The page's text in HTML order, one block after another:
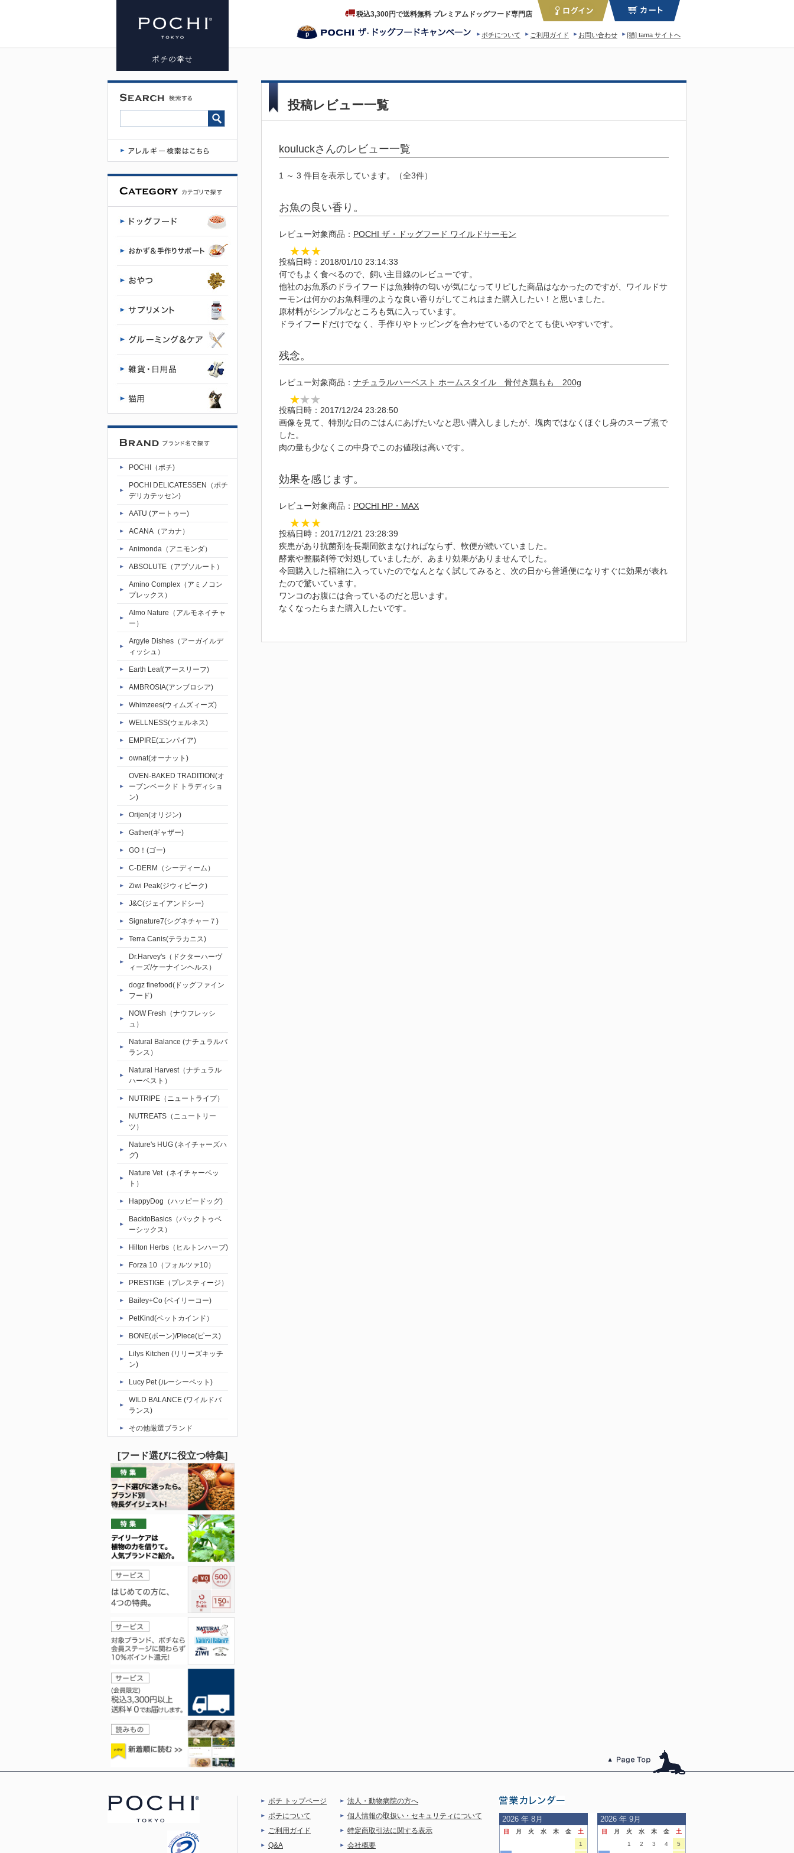
プレミアム
ドッグフー
ド専門店・
通販 POCHI
- ポチ公式サ
イト
税込3,300円で送料無料 プレミアムドッグフード専門店
[猫] tama サイトへ
お問い合わせ
ご利用ガイド
ポチについて
POCHI（ポチ)
POCHI DELICATESSEN（ポチ
デリカテッセン)
AATU (アートゥー)
ACANA（アカナ）
Animonda（アニモンダ）
ABSOLUTE（アブソルート）
Amino Complex（アミノコン
プレックス）
Almo Nature（アルモネイチャ
ー）
Argyle Dishes（アーガイルデ
ィッシュ）
Earth Leaf(アースリーフ)
AMBROSIA(アンブロシア)
Whimzees(ウィムズィーズ)
WELLNESS(ウェルネス)
EMPIRE(エンパイア)
ownat(オーナット)
OVEN-BAKED TRADITION(オ
ーブンベークド トラディショ
ン)
Orijen(オリジン)
Gather(ギャザー)
GO！(ゴー)
C-DERM（シーディーム）
Ziwi Peak(ジウィピーク)
J&C(ジェイアンドシー)
Signature7(シグネチャー７)
Terra Canis(テラカニス)
Dr.Harvey's（ドクターハーヴ
ィーズ/ケーナインヘルス）
dogz finefood(ドッグファイン
フード)
NOW Fresh（ナウフレッシ
ュ）
Natural Balance (ナチュラルバ
ランス）
Natural Harvest（ナチュラル
ハーベスト）
NUTRIPE（ニュートライプ）
NUTREATS（ニュートリー
ツ）
Nature's HUG (ネイチャーズハ
グ)
Nature Vet（ネイチャーベッ
ト）
HappyDog（ハッピードッグ)
BacktoBasics（バックトゥベ
ーシックス）
Hilton Herbs（ヒルトンハーブ)
Forza 10（フォルツァ10）
PRESTIGE（プレスティージ）
Bailey+Co (ベイリーコー)
PetKind(ペットカインド）
BONE(ボーン)/Piece(ピース)
Lilys Kitchen (リリーズキッチ
ン)
Lucy Pet (ルーシーペット)
WILD BALANCE (ワイルドバ
ランス)
その他厳選ブランド
[フード選びに役立つ特集]
投稿レビュー一覧
kouluckさんのレビュー一覧
1 ～ 3 件目を表示しています。（全3件）
お魚の良い香り。
レビュー対象商品： POCHI ザ・ドッグフード ワイルドサーモン
★ ★ ★
投稿日時：2018/01/10 23:14:33
何でもよく食べるので、飼い主目線のレビューです。
他社のお魚系のドライフードは魚独特の匂いが気になってリピした商品はなかったのですが、ワイルドサ
ーモンは何かのお魚料理のような良い香りがしてこれはまた購入したい！と思いました。
原材料がシンプルなところも気に入っています。
ドライフードだけでなく、手作りやトッピングを合わせているのでとても使いやすいです。
残念。
レビュー対象商品： ナチュラルハーベスト ホームスタイル 骨付き鶏もも 200g
★ ☆ ☆
投稿日時：2017/12/24 23:28:50
画像を見て、特別な日のごはんにあげたいなと思い購入しましたが、塊肉ではなくほぐし身のスープ煮で
した。
肉の量も少なくこの中身でこのお値段は高いです。
効果を感じます。
レビュー対象商品： POCHI HP・MAX
★ ★ ★
投稿日時：2017/12/21 23:28:39
疾患があり抗菌剤を長期間飲まなければならず、軟便が続いていました。
酵素や整腸剤等で対処していましたが、あまり効果がありませんでした。
今回購入した福箱に入っていたのでなんとなく試してみると、次の日から普通便になりすぐに効果が表れ
たので驚いています。
ワンコのお腹には合っているのだと思います。
なくなったらまた購入したいです。
ポチ トップページ
ポチについて
ご利用ガイド
Q&A
法人・動物病院の方へ
個人情報の取扱い・セキュリティについて
特定商取引法に関する表示
会社概要
営業日の
ご案内
2026 年 8月
日 月 火 水 木 金
土
1
2026 年 9月
日 月 火 水 木 金
土
1
2 3 4
5